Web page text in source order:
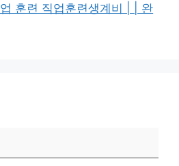
훈련 직업훈련생계비 | | 완